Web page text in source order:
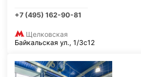
+7 (495) 162-90-81
Щелковская
Байкальская ул., 1/3с12